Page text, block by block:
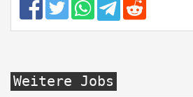
Weitere Jobs